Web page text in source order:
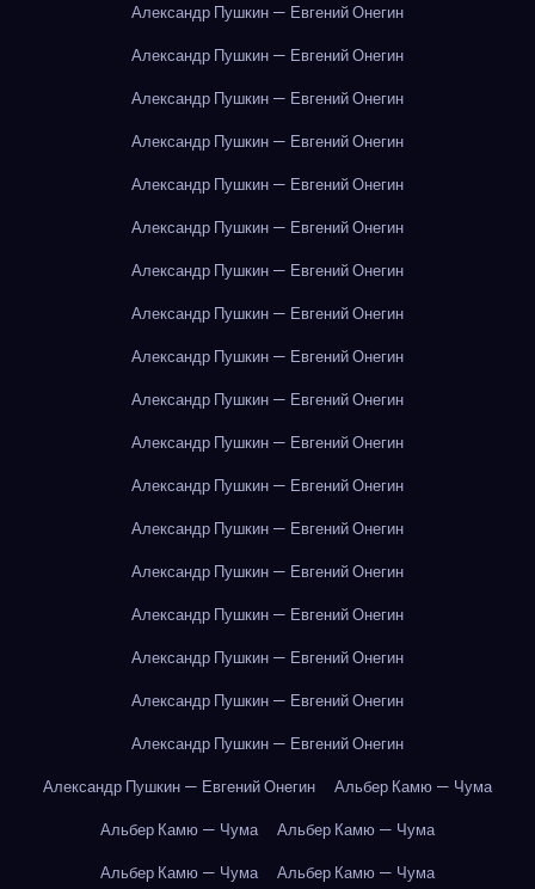
Александр Пушкин — Евгений Онегин
Александр Пушкин — Евгений Онегин
Александр Пушкин — Евгений Онегин
Александр Пушкин — Евгений Онегин
Александр Пушкин — Евгений Онегин
Александр Пушкин — Евгений Онегин
Александр Пушкин — Евгений Онегин
Александр Пушкин — Евгений Онегин
Александр Пушкин — Евгений Онегин
Александр Пушкин — Евгений Онегин
Александр Пушкин — Евгений Онегин
Александр Пушкин — Евгений Онегин
Александр Пушкин — Евгений Онегин
Александр Пушкин — Евгений Онегин
Александр Пушкин — Евгений Онегин
Александр Пушкин — Евгений Онегин
Александр Пушкин — Евгений Онегин
Александр Пушкин — Евгений Онегин
Александр Пушкин — Евгений Онегин
Альбер Камю — Чума
Альбер Камю — Чума
Альбер Камю — Чума
Альбер Камю — Чума
Альбер Камю — Чума